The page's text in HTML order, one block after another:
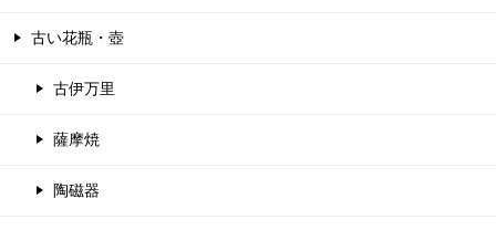
古い花瓶・壺
古伊万里
薩摩焼
陶磁器